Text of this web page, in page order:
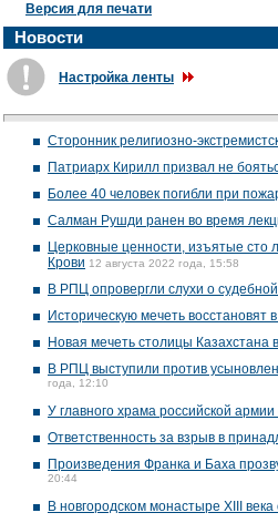
Версия для печати
Новости
Настройка ленты
Сторонник религиозно-
Патриарх Кирилл призвал не
Более 40 человек погибли при
Салман Рушди ранен во время
Церковные ценности, изъятые сто
Крови 12 августа 2022 года, 15:58
В РПЦ опровергли слухи о
Историческую мечеть восстановят
Новая мечеть столицы Казахстана
В РПЦ выступили против
года, 12:10
У главного храма российской
Ответственность за взрыв в
Произведения Франка и Баха
20:44
В новгородском монастыре XIII